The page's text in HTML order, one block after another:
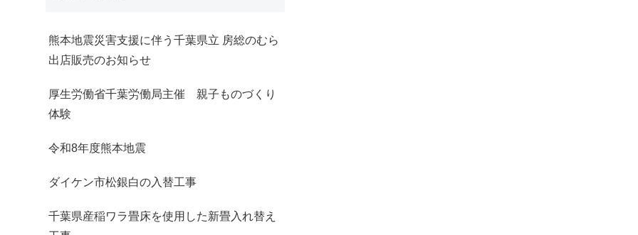
熊本地震災害支援に伴う千葉県立 房総のむら
出店販売のお知らせ
厚生労働省千葉労働局主催 親子ものづくり
体験
令和8年度熊本地震
ダイケン市松銀白の入替工事
千葉県産稲ワラ畳床を使用した新畳入れ替え